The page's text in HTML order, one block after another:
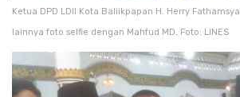
Ketua DPD LDII Kota Baliikpapan H. Herry
lainnya foto selfie dengan Mahfud MD. Foto: LINES